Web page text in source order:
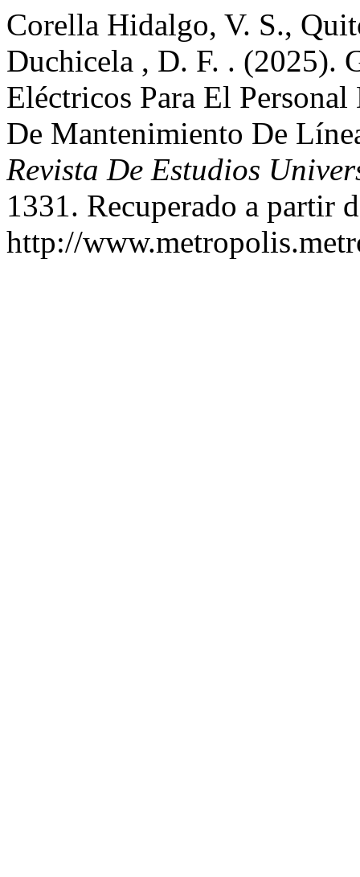
Corella Hidalgo, V. S.,
Duchicela , D. F. . (2025).
Eléctricos Para El
De Mantenimiento De
Revista De Estudios
1331. Recuperado a partir
http://